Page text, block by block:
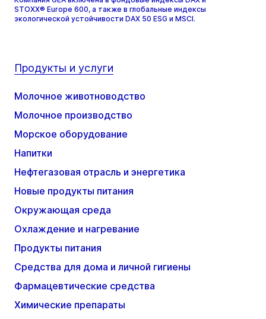
STOXX® Europe 600, а также в глобальные индексы
экологической устойчивости DAX 50 ESG и MSCI.
Продукты и услуги
Молочное животноводство
Молочное производство
Морское оборудование
Напитки
Нефтегазовая отрасль и энергетика
Новые продукты питания
Окружающая среда
Охлаждение и нагревание
Продукты питания
Средства для дома и личной гигиены
Фармацевтические средства
Химические препараты